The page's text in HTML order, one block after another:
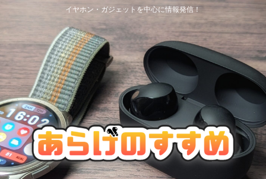
イヤホン・ガジェットを中心に情報発信！